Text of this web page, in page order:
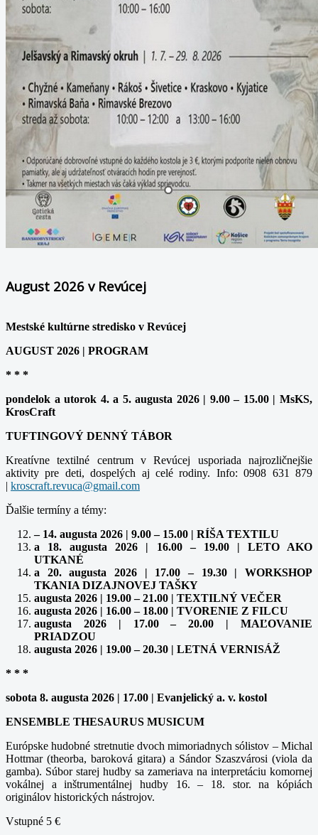
August 2026 v Revúcej
Mestské kultúrne stredisko v Revúcej
AUGUST 2026 | PROGRAM
* * *
pondelok a utorok 4. a 5. augusta 2026 | 9.00 – 15.00 | MsKS,
KrosCraft
TUFTINGOVÝ DENNÝ TÁBOR
Kreatívne textilné centrum v Revúcej usporiada najrozličnejšie
aktivity pre deti, dospelých aj celé rodiny. Info: 0908 631 879
|
Ďalšie termíny a témy:
– 14. augusta 2026 | 9.00 – 15.00 | RÍŠA TEXTILU
a 18. augusta 2026 | 16.00 – 19.00 | LETO AKO
UTKANÉ
a 20. augusta 2026 | 17.00 – 19.30 | WORKSHOP
TKANIA DIZAJNOVEJ TAŠKY
augusta 2026 | 19.00 – 21.00 | TEXTILNÝ VEČER
augusta 2026 | 16.00 – 18.00 | TVORENIE Z FILCU
augusta 2026 | 17.00 – 20.00 | MAĽOVANIE
PRIADZOU
augusta 2026 | 19.00 – 20.30 | LETNÁ VERNISÁŽ
* * *
sobota 8. augusta 2026 | 17.00 | Evanjelický a. v. kostol
ENSEMBLE THESAURUS MUSICUM
Európske hudobné stretnutie dvoch mimoriadnych sólistov – Michal
Hottmar (theorba, baroková gitara) a Sándor Szaszvárosi (viola da
gamba). Súbor starej hudby sa zameriava na interpretáciu komornej
vokálnej a inštrumentálnej hudby 16. – 18. stor. na kópiách
originálov historických nástrojov.
Vstupné 5 €